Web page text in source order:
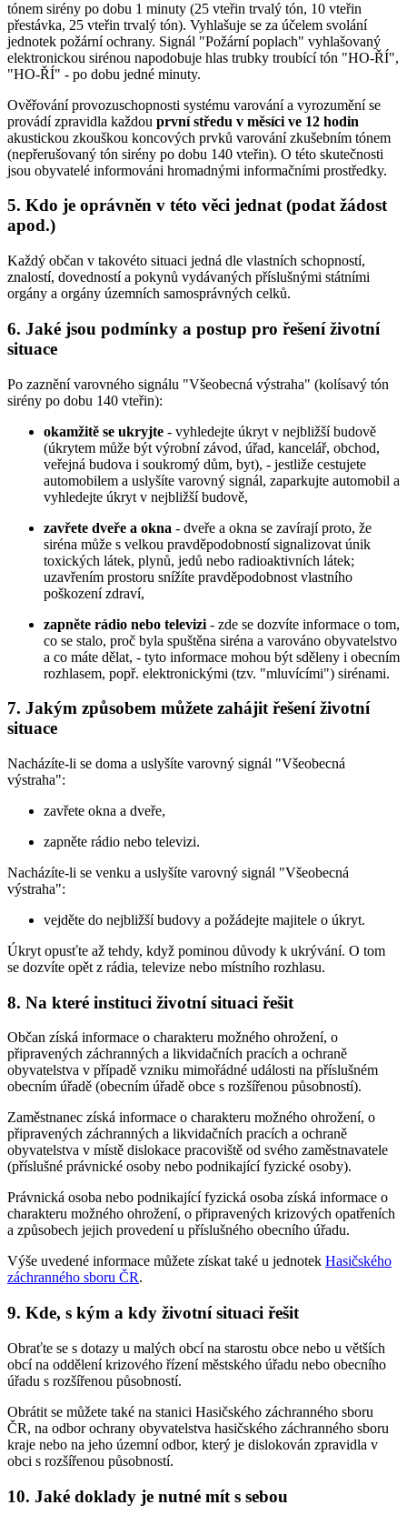
tónem sirény po dobu 1 minuty (25 vteřin trvalý tón, 10 vteřin
přestávka, 25 vteřin trvalý tón). Vyhlašuje se za účelem svolání
jednotek požární ochrany. Signál "Požární poplach" vyhlašovaný
elektronickou sirénou napodobuje hlas trubky troubící tón "HO-ŘÍ",
"HO-ŘÍ" - po dobu jedné minuty.
Ověřování provozuschopnosti systému varování a vyrozumění se
provádí zpravidla každou první středu v měsíci ve 12 hodin
akustickou zkouškou koncových prvků varování zkušebním tónem
(nepřerušovaný tón sirény po dobu 140 vteřin). O této skutečnosti
jsou obyvatelé informováni hromadnými informačními prostředky.
5. Kdo je oprávněn v této věci jednat (podat žádost
apod.)
Každý občan v takovéto situaci jedná dle vlastních schopností,
znalostí, dovedností a pokynů vydávaných příslušnými státními
orgány a orgány územních samosprávných celků.
6. Jaké jsou podmínky a postup pro řešení životní
situace
Po zaznění varovného signálu "Všeobecná výstraha" (kolísavý tón
sirény po dobu 140 vteřin):
okamžitě se ukryjte - vyhledejte úkryt v nejbližší budově
(úkrytem může být výrobní závod, úřad, kancelář, obchod,
veřejná budova i soukromý dům, byt), - jestliže cestujete
automobilem a uslyšíte varovný signál, zaparkujte automobil a
vyhledejte úkryt v nejbližší budově,
zavřete dveře a okna - dveře a okna se zavírají proto, že
siréna může s velkou pravděpodobností signalizovat únik
toxických látek, plynů, jedů nebo radioaktivních látek;
uzavřením prostoru snížíte pravděpodobnost vlastního
poškození zdraví,
zapněte rádio nebo televizi - zde se dozvíte informace o tom,
co se stalo, proč byla spuštěna siréna a varováno obyvatelstvo
a co máte dělat, - tyto informace mohou být sděleny i obecním
rozhlasem, popř. elektronickými (tzv. "mluvícími") sirénami.
7. Jakým způsobem můžete zahájit řešení životní
situace
Nacházíte-li se doma a uslyšíte varovný signál "Všeobecná
výstraha":
zavřete okna a dveře,
zapněte rádio nebo televizi.
Nacházíte-li se venku a uslyšíte varovný signál "Všeobecná
výstraha":
vejděte do nejbližší budovy a požádejte majitele o úkryt.
Úkryt opusťte až tehdy, když pominou důvody k ukrývání. O tom
se dozvíte opět z rádia, televize nebo místního rozhlasu.
8. Na které instituci životní situaci řešit
Občan získá informace o charakteru možného ohrožení, o
připravených záchranných a likvidačních pracích a ochraně
obyvatelstva v případě vzniku mimořádné události na příslušném
obecním úřadě (obecním úřadě obce s rozšířenou působností).
Zaměstnanec získá informace o charakteru možného ohrožení, o
připravených záchranných a likvidačních pracích a ochraně
obyvatelstva v místě dislokace pracoviště od svého zaměstnavatele
(příslušné právnické osoby nebo podnikající fyzické osoby).
Právnická osoba nebo podnikající fyzická osoba získá informace o
charakteru možného ohrožení, o připravených krizových opatřeních
a způsobech jejich provedení u příslušného obecního úřadu.
Výše uvedené informace můžete získat také u jednotek Hasičského
záchranného sboru ČR.
9. Kde, s kým a kdy životní situaci řešit
Obraťte se s dotazy u malých obcí na starostu obce nebo u větších
obcí na oddělení krizového řízení městského úřadu nebo obecního
úřadu s rozšířenou působností.
Obrátit se můžete také na stanici Hasičského záchranného sboru
ČR, na odbor ochrany obyvatelstva hasičského záchranného sboru
kraje nebo na jeho územní odbor, který je dislokován zpravidla v
obci s rozšířenou působností.
10. Jaké doklady je nutné mít s sebou